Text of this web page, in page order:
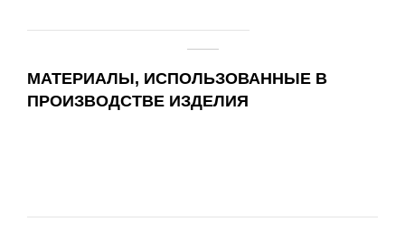
МАТЕРИАЛЫ, ИСПОЛЬЗОВАННЫЕ В
ПРОИЗВОДСТВЕ ИЗДЕЛИЯ